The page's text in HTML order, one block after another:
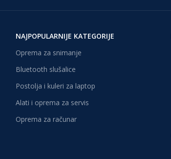
NAJPOPULARNIJE KATEGORIJE
Oprema za snimanje
Bluetooth slušalice
Postolja i kuleri za laptop
Alati i oprema za servis
Oprema za računar